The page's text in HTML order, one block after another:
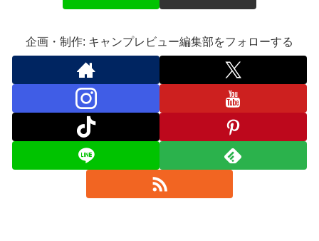
企画・制作: キャンプレビュー編集部をフォローする